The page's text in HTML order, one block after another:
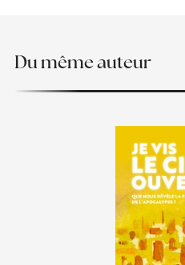
Du même auteur